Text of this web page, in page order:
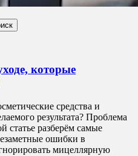
которые
средства и
результата? Проблема
статье разберём самые
ошибки в
мицеллярную